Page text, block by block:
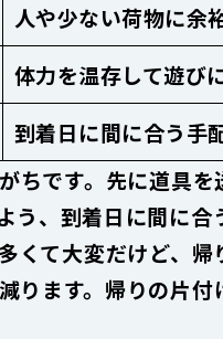
人や少ない荷物に余
体力を温存して遊び
到着日に間に合う手
ちです。先に道具を
う、到着日に間に合
て大変だけど、帰
ります。帰りの片付